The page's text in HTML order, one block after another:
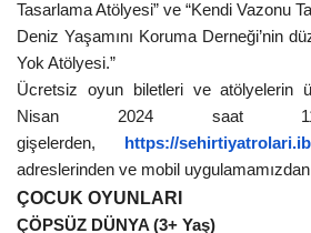
Tasarlama Atölyesi” ve “Kendi Vazonu
Deniz Yaşamını Koruma Derneği’nin
Yok Atölyesi.”
Ücretsiz oyun biletleri ve atölyelerin
Nisan 2024 saat
gişelerden,
https://
adreslerinden ve mobil
ÇOCUK OYUNLARI
ÇÖPSÜZ DÜNYA (3+ Yaş)